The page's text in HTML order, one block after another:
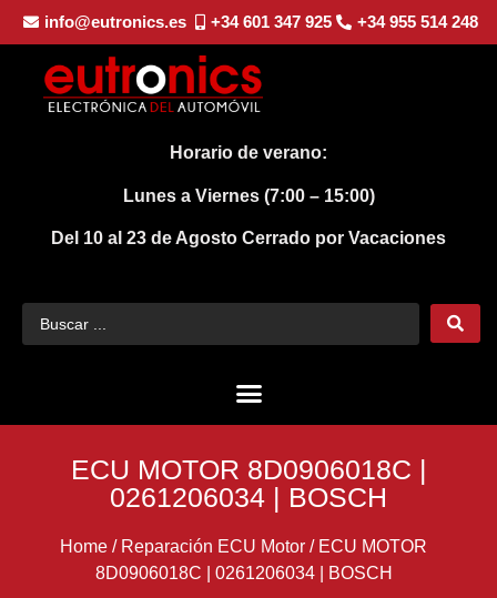
info@eutronics.es +34 601 347 925 +34 955 514 248
Horario de verano:
Lunes a Viernes (7:00 – 15:00)
Del 10 al 23 de Agosto Cerrado por Vacaciones
ECU MOTOR 8D0906018C |
0261206034 | BOSCH
Home / Reparación ECU Motor / ECU MOTOR
8D0906018C | 0261206034 | BOSCH